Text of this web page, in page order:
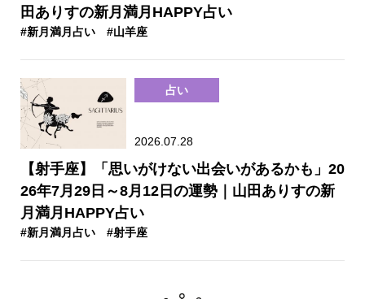
田ありすの新月満月HAPPY占い
#新月満月占い #山羊座
占い
2026.07.28
【射手座】「思いがけない出会いがあるかも」20
26年7月29日～8月12日の運勢｜山田ありすの新
月満月HAPPY占い
#新月満月占い #射手座